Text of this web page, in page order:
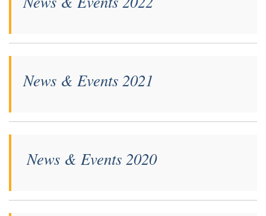
News & Events 2021
News & Events 2020